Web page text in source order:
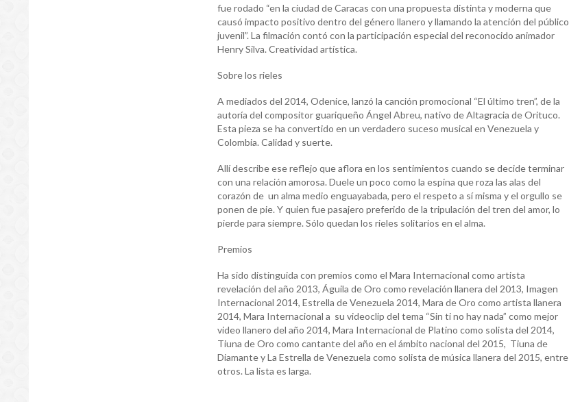
fue rodado “en la ciudad de Caracas con una propuesta distinta y moderna que
causó impacto positivo dentro del género llanero y llamando la atención del público
juvenil”. La filmación contó con la participación especial del reconocido animador
Henry Silva. Creatividad artística.
Sobre los rieles
A mediados del 2014, Odenice, lanzó la canción promocional “El último tren”, de la
autoría del compositor guariqueño Ángel Abreu, nativo de Altagracia de Orituco.
Esta pieza se ha convertido en un verdadero suceso musical en Venezuela y
Colombia. Calidad y suerte.
Allí describe ese reflejo que aflora en los sentimientos cuando se decide terminar
con una relación amorosa. Duele un poco como la espina que roza las alas del
corazón de un alma medio enguayabada, pero el respeto a sí misma y el orgullo se
ponen de pie. Y quien fue pasajero preferido de la tripulación del tren del amor, lo
pierde para siempre. Sólo quedan los rieles solitarios en el alma.
Premios
Ha sido distinguida con premios como el Mara Internacional como artista
revelación del año 2013, Águila de Oro como revelación llanera del 2013, Imagen
Internacional 2014, Estrella de Venezuela 2014, Mara de Oro como artista llanera
2014, Mara Internacional a su videoclip del tema “Sin ti no hay nada” como mejor
video llanero del año 2014, Mara Internacional de Platino como solista del 2014,
Tiuna de Oro como cantante del año en el ámbito nacional del 2015, Tiuna de
Diamante y La Estrella de Venezuela como solista de música llanera del 2015, entre
otros. La lista es larga.